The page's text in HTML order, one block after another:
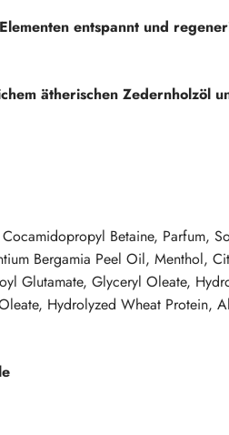
entspannt und
ätherischen Zedernholzöl
Betaine, Parfum,
Bergamia Peel Oil, Menthol,
Glutamate, Glyceryl Oleate,
Hydrolyzed Wheat Protein,